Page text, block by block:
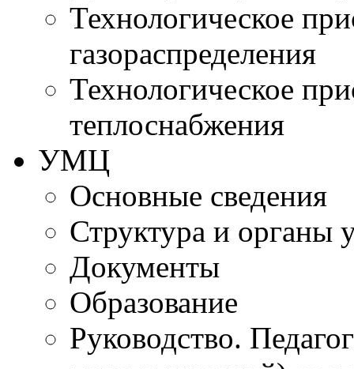
Технологическое
газораспределения
Технологическое
теплоснабжения
УМЦ
Основные сведения
Структура и органы
Документы
Образование
Руководство.